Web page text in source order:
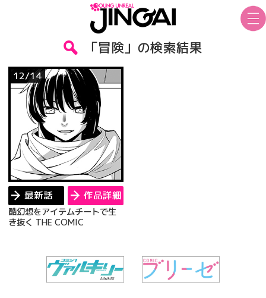
「冒険」の検索結果
12/14
最新話 作品詳細
酷幻想をアイテムチートで生
き抜く THE COMIC